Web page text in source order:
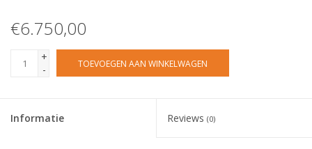
€6.750,00
+
-
TOEVOEGEN AAN WINKELWAGEN
Informatie Reviews (0)